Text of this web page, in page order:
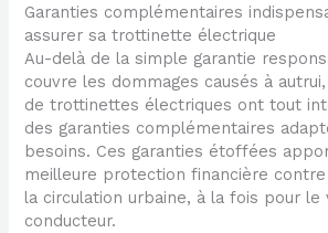
Garanties complémentaires
assurer sa trottinette électrique
Au-delà de la simple garantie
couvre les dommages causés à
de trottinettes électriques ont tout
des garanties complémentaires
besoins. Ces garanties étoffées
meilleure protection financière
la circulation urbaine, à la fois pour le
conducteur.